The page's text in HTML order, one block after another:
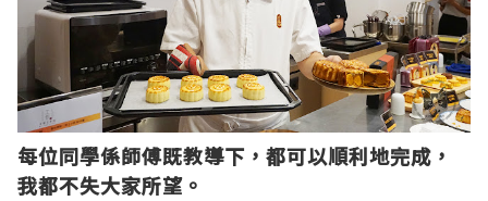
每位同學係師傅既教導下，都可以順利地完成，
我都不失大家所望。